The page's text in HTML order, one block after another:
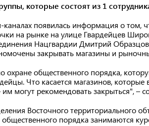
которые состоят из 1
каналах появилась информация о том,
на рынке на улице Гвардейцев
Нацгвардии Дмитрий
закрывать магазины и
охране общественного порядка,
Что касается магазинов,
могут рекомендовать закрыться", –
Восточного территориального
порядка занимаются